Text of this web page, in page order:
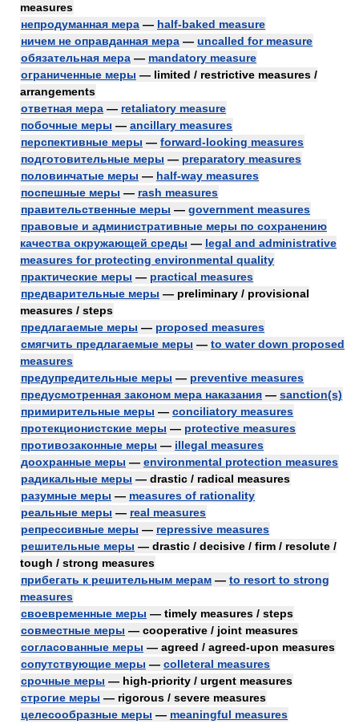
measures
непродуманная мера — half-baked measure
ничем не оправданная мера — uncalled for measure
обязательная мера — mandatory measure
ограниченные меры — limited / restrictive measures /
arrangements
ответная мера — retaliatory measure
побочные меры — ancillary measures
перспективные меры — forward-looking measures
подготовительные меры — preparatory measures
половинчатые меры — half-way measures
поспешные меры — rash measures
правительственные меры — government measures
правовые и административные меры по сохранению
качества окружающей среды — legal and administrative
measures for protecting environmental quality
практические меры — practical measures
предварительные меры — preliminary / provisional
measures / steps
предлагаемые меры — proposed measures
смягчить предлагаемые меры — to water down proposed
measures
предупредительные меры — preventive measures
предусмотренная законом мера наказания — sanction(s)
примирительные меры — conciliatory measures
протекционистские меры — protective measures
противозаконные меры — illegal measures
доохранные меры — environmental protection measures
радикальные меры — drastic / radical measures
разумные меры — measures of rationality
реальные меры — real measures
репрессивные меры — repressive measures
решительные меры — drastic / decisive / firm / resolute /
tough / strong measures
прибегать к решительным мерам — to resort to strong
measures
своевременные меры — timely measures / steps
совместные меры — cooperative / joint measures
согласованные меры — agreed / agreed-upon measures
сопутствующие меры — colleteral measures
срочные меры — high-priority / urgent measures
строгие меры — rigorous / severe measures
целесообразные меры — meaningful measures